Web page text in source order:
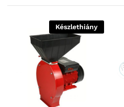
Készlethiány